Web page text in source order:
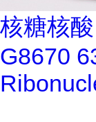
核糖核酸
G8670